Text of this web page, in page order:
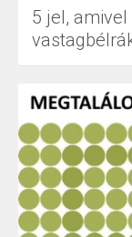
5 jel,